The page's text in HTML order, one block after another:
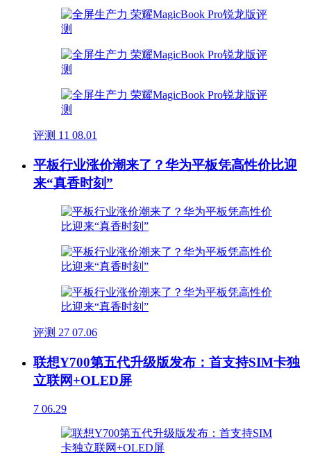
评测 11 08.01
平板行业涨价潮来了？华为平板凭高性价比迎
来“真香时刻”
评测 27 07.06
联想Y700第五代升级版发布：首支持SIM卡独
立联网+OLED屏
7 06.29